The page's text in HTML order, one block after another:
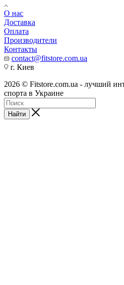
О нас
Доставка
Оплата
Производители
Контакты
contact@fitstore.com.ua
г. Киев
2026 © Fitstore.com.ua - лучший
спорта в Украине
Найти